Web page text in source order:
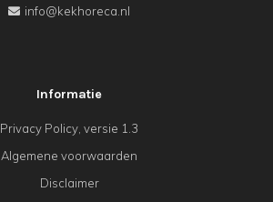
info@kekhoreca.nl
Informatie
Privacy Policy, versie 1.3
Algemene voorwaarden
Disclaimer